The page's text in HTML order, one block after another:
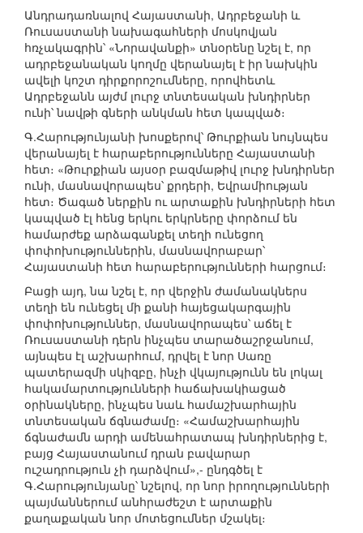
Անդրադառնալով Հայաստանի, Ադրբեջանի և
Ռուսաստանի նախագահների մոսկովյան
հռչակագրին՝ «Նորավանքի» տնօրենը նշել է, որ
ադրբեջանական կողմը վերանայել է իր նախկին
ավելի կոշտ դիրքորոշումները, որովհետև
Ադրբեջանն այժմ լուրջ տնտեսական խնդիրներ
ունի՝ նավթի գների անկման հետ կապված։
Գ.Հարությունյանի խոսքերով՝ Թուրքիան նույնպես
վերանայել է հարաբերությունները Հայաստանի
հետ։ «Թուրքիան այսօր բազմաթիվ լուրջ խնդիրներ
ունի, մասնավորապես՝ քրդերի, Եվրամիության
հետ։ Ծագած ներքին ու արտաքին խնդիրների հետ
կապված էլ հենց երկու երկրները փորձում են
համարժեք արձագանքել տեղի ունեցող
փոփոխություններին, մասնավորաբար՝
Հայաստանի հետ հարաբերությունների հարցում։
Բացի այդ, նա նշել է, որ վերջին ժամանակներս
տեղի են ունեցել մի քանի հայեցակարգային
փոփոխություններ, մասնավորապես՝ աճել է
Ռուսաստանի դերն ինչպես տարածաշրջանում,
այնպես էլ աշխարհում, դրվել է նոր Սառը
պատերազմի սկիզբը, ինչի վկայությունն են լոկալ
հակամարտությունների հաճախակիացած
օրինակները, ինչպես նաև համաշխարհային
տնտեսական ճգնաժամը։ «Համաշխարհային
ճգնաժամն արդի ամենահրատապ խնդիրներից է,
բայց Հայաստանում դրան բավարար
ուշադրություն չի դարձվում»,- ընդգծել է
Գ.Հարությունյանը՝ նշելով, որ նոր իրողությունների
պայմաններում անհրաժեշտ է արտաքին
քաղաքական նոր մոտեցումներ մշակել։